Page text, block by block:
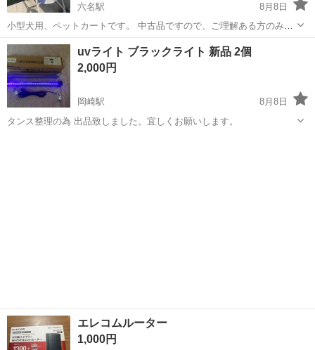
六名駅
8月8日
小型犬用、ペットカートです。 中古品ですので、ご理解ある方のみお
願いします。
愛知 岡崎市 六名駅 その他
uvライト ブラックライト 新品 2個
2,000円
岡崎駅
8月8日
タンス整理の為 出品致しました。宜しくお願いします。
エレコムルーター
1,000円